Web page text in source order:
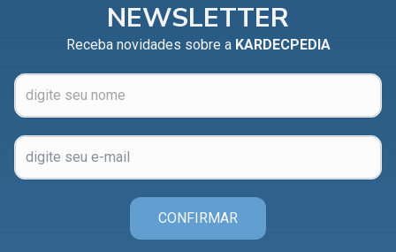
NEWSLETTER
Receba novidades sobre a KARDECPEDIA
CONFIRMAR